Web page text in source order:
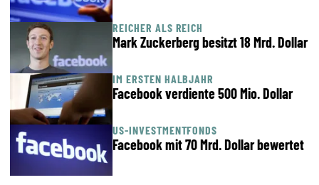
REICHER ALS REICH
Mark Zuckerberg besitzt 18 Mrd. Dollar
IM ERSTEN HALBJAHR
Facebook verdiente 500 Mio. Dollar
US-INVESTMENTFONDS
Facebook mit 70 Mrd. Dollar bewertet